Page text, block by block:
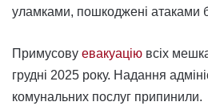
уламками, пошкоджені атаками
Примусову евакуацію всіх
грудні 2025 року. Надання
комунальних послуг припинили.